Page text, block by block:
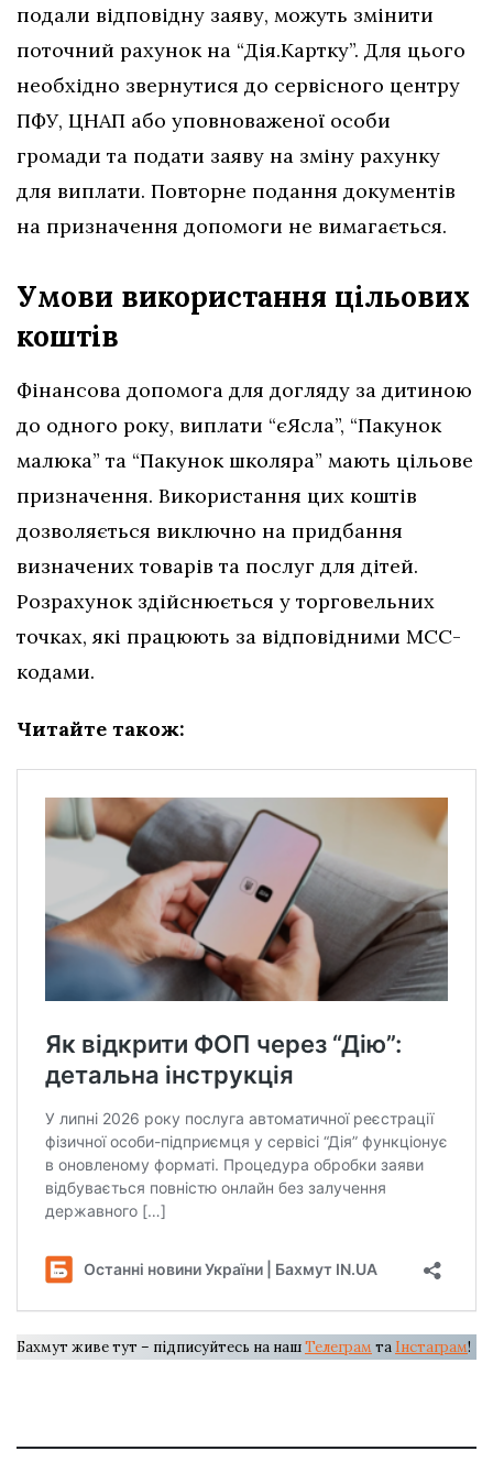
подали відповідну заяву, можуть змінити
поточний рахунок на “Дія.Картку”. Для цього
необхідно звернутися до сервісного центру
ПФУ, ЦНАП або уповноваженої особи
громади та подати заяву на зміну рахунку
для виплати. Повторне подання документів
на призначення допомоги не вимагається.
Умови використання цільових
коштів
Фінансова допомога для догляду за дитиною
до одного року, виплати “єЯсла”, “Пакунок
малюка” та “Пакунок школяра” мають цільове
призначення. Використання цих коштів
дозволяється виключно на придбання
визначених товарів та послуг для дітей.
Розрахунок здійснюється у торговельних
точках, які працюють за відповідними МСС-
кодами.
Читайте також:
Бахмут живе тут – підписуйтесь на нашТелеграм та Інстаграм!